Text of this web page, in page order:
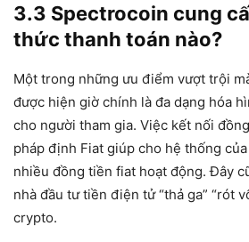
3.3 Spectrocoin cung
thức thanh toán nào?
Một trong những ưu điểm vượt trội
được hiện giờ chính là đa dạng hóa
cho người tham gia. Việc kết nối
pháp định Fiat giúp cho hệ thống
nhiều đồng tiền fiat hoạt động. Đây
nhà đầu tư tiền điện tử “thả ga” “rót
crypto.